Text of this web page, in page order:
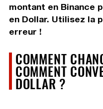
montant en Binance
en Dollar. Utilisez la
erreur !
COMMENT
COMMENT
DOLLAR ?